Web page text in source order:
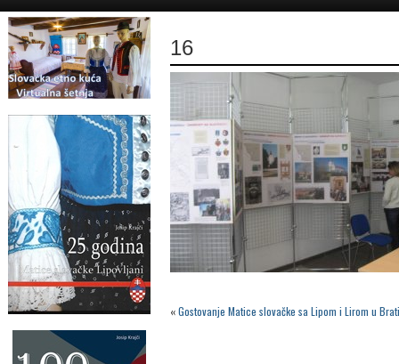
16
«Gostovanje Matice slovačke sa Lipom i Lirom u